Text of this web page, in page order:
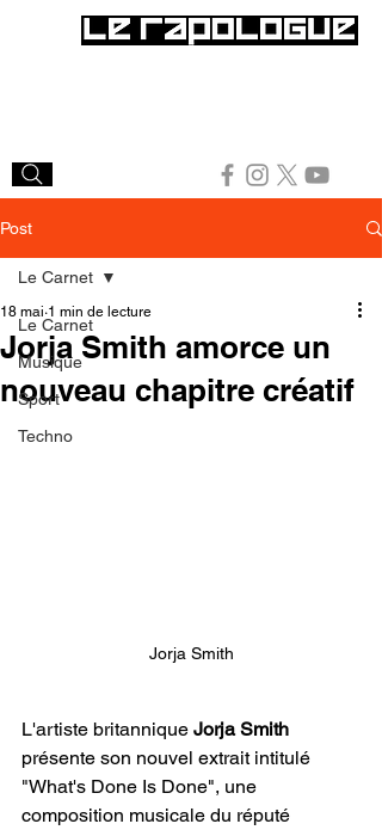
Post
Le Carnet
Musique
Sport
Techno
Le Carnet
Jorja Smith amorce un
nouveau chapitre créatif
18 mai 1 min de lecture
Jorja Smith
L'artiste britannique Jorja Smith
présente son nouvel extrait intitulé
"What's Done Is Done", une
composition musicale du réputé